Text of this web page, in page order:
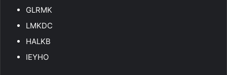
GLRMK
LMKDC
HALKB
IEYHO